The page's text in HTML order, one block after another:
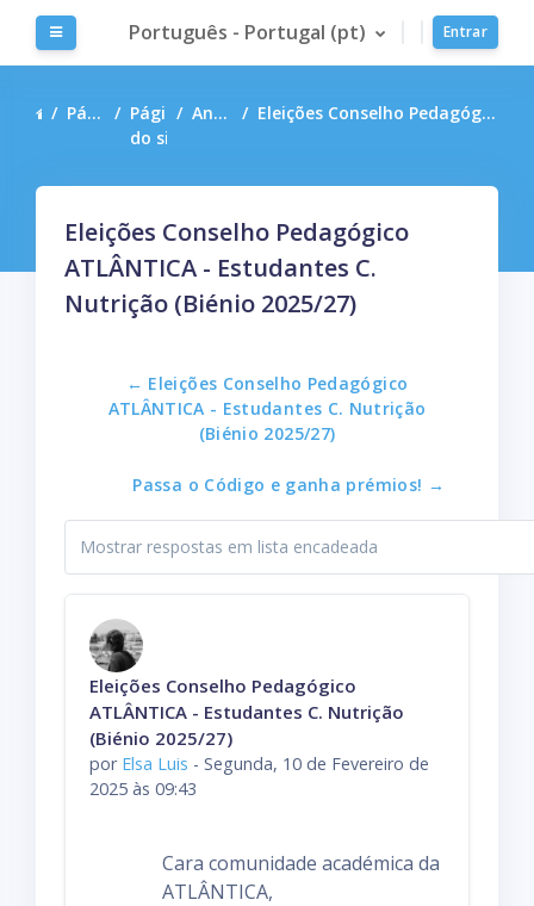
Ir para o conteúdo principal
Painel lateralPortuguês - Portugal ‎(pt)‎ Entrar
Página principal
Páginas
do site
Anúncios do site Eleições Conselho Pedagógico ATLÂNTICA - Estudantes C. Nutrição (Biénio 2025/27)
Eleições Conselho Pedagógico
ATLÂNTICA - Estudantes C.
Nutrição (Biénio 2025/27)
← Eleições Conselho Pedagógico
ATLÂNTICA - Estudantes C. Nutrição
(Biénio 2025/27)
Passa o Código e ganha prémios! →
Eleições Conselho Pedagógico
ATLÂNTICA - Estudantes C. Nutrição
(Biénio 2025/27)
por Elsa Luis - Segunda, 10 de Fevereiro de
2025 às 09:43
Número de respostas: 0
Cara comunidade académica da
ATLÂNTICA,